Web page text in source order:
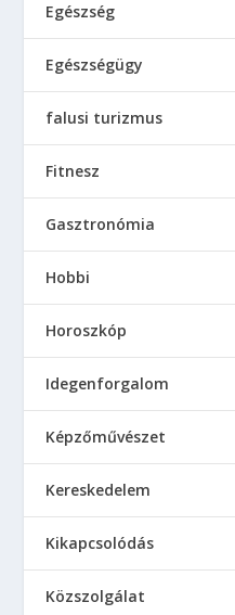
Egészség
Egészségügy
falusi turizmus
Fitnesz
Gasztronómia
Hobbi
Horoszkóp
Idegenforgalom
Képzőművészet
Kereskedelem
Kikapcsolódás
Közszolgálat